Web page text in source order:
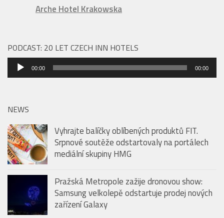
Arche Hotel Krakowska
PODCAST: 20 LET CZECH INN HOTELS
Audio
přehrávač
00:00 00:00
NEWS
Vyhrajte balíčky oblíbených produktů FIT.
Srpnové soutěže odstartovaly na portálech
mediální skupiny HMG
Pražská Metropole zažije dronovou show:
Samsung velkolepě odstartuje prodej nových
zařízení Galaxy